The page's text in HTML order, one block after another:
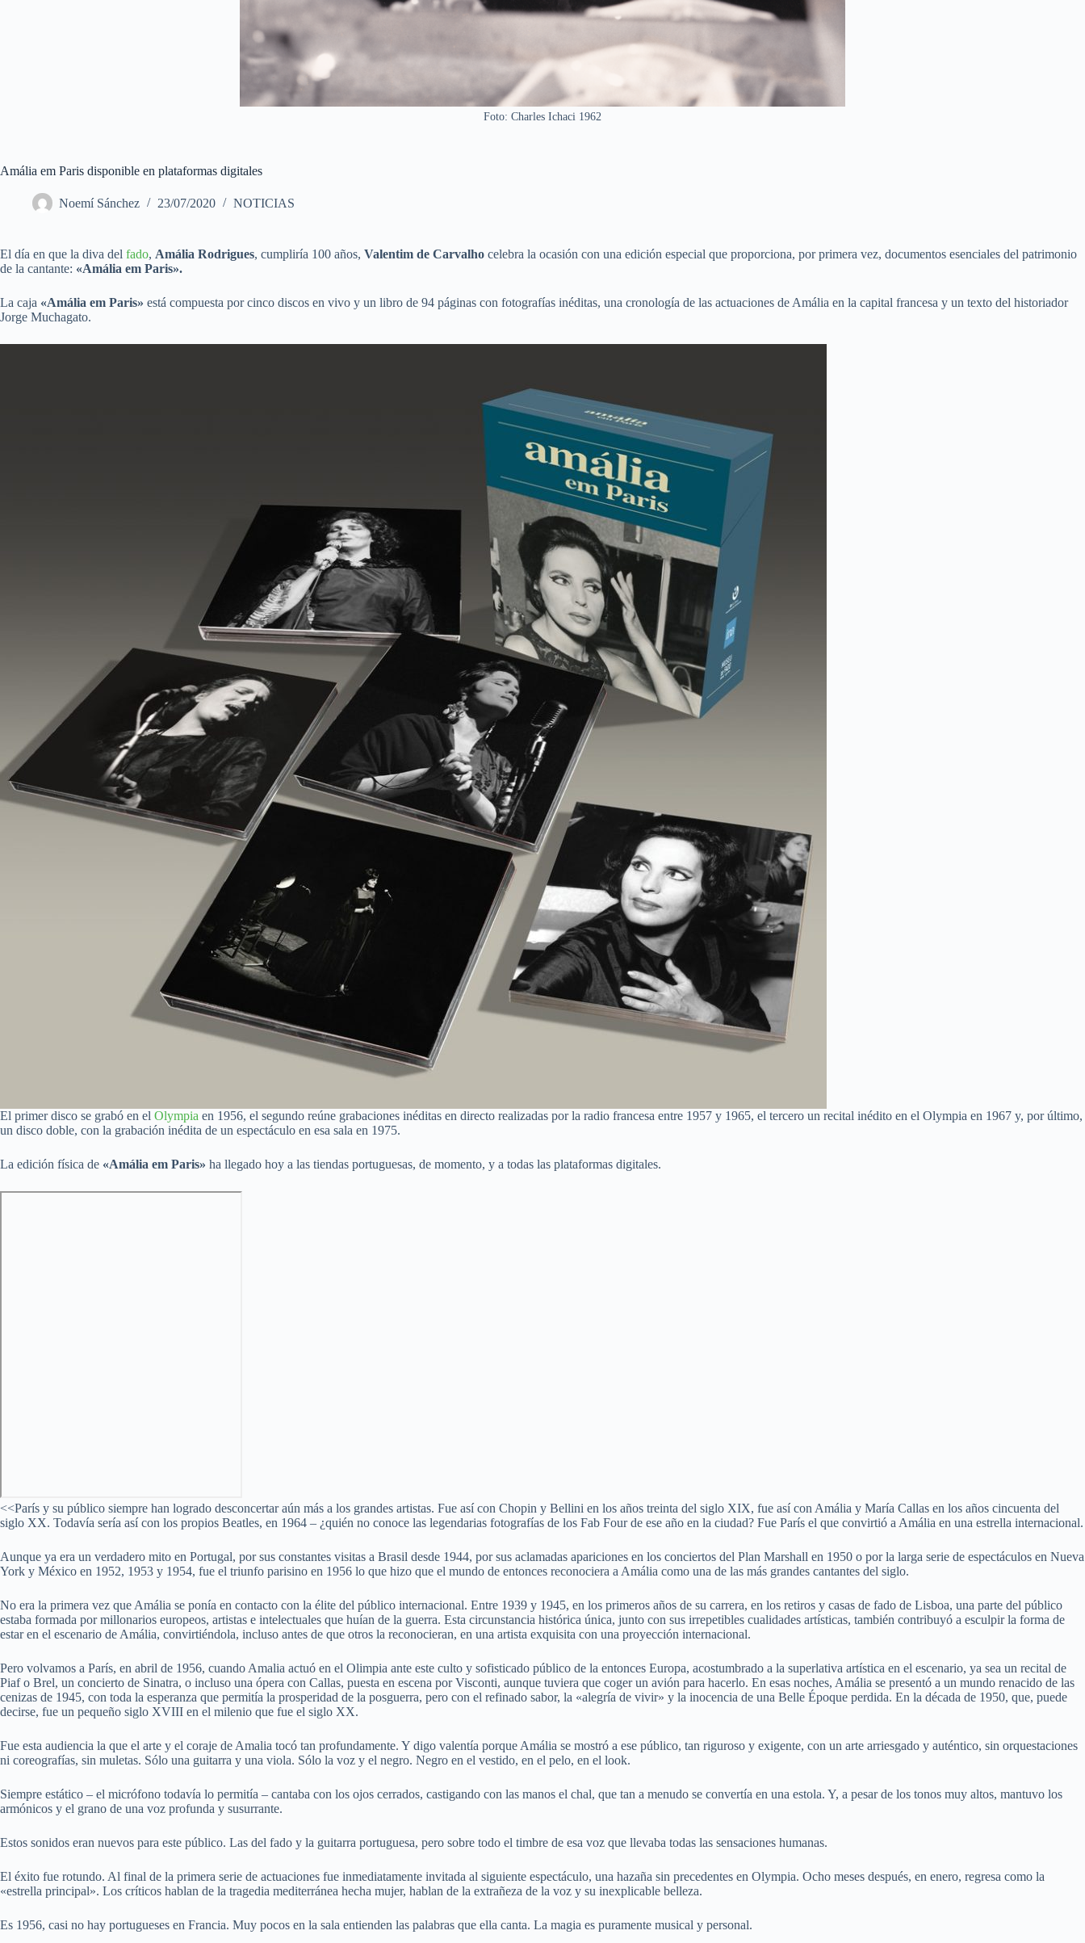
Foto: Charles Ichaci 1962
Amália em Paris disponible en plataformas digitales
Noemí Sánchez 23/07/2020 NOTICIAS
El día en que la diva del fado, Amália Rodrigues, cumpliría 100 años, Valentim de Carvalho celebra la ocasión con una edición especial que proporciona, por primera vez, documentos esenciales del patrimonio
de la cantante: «Amália em Paris».
La caja «Amália em Paris» está compuesta por cinco discos en vivo y un libro de 94 páginas con fotografías inéditas, una cronología de las actuaciones de Amália en la capital francesa y un texto del historiador
Jorge Muchagato.
El primer disco se grabó en el Olympia en 1956, el segundo reúne grabaciones inéditas en directo realizadas por la radio francesa entre 1957 y 1965, el tercero un recital inédito en el Olympia en 1967 y, por último,
un disco doble, con la grabación inédita de un espectáculo en esa sala en 1975.
La edición física de «Amália em Paris» ha llegado hoy a las tiendas portuguesas, de momento, y a todas las plataformas digitales.
<<París y su público siempre han logrado desconcertar aún más a los grandes artistas. Fue así con Chopin y Bellini en los años treinta del siglo XIX, fue así con Amália y María Callas en los años cincuenta del
siglo XX. Todavía sería así con los propios Beatles, en 1964 – ¿quién no conoce las legendarias fotografías de los Fab Four de ese año en la ciudad? Fue París el que convirtió a Amália en una estrella internacional.
Aunque ya era un verdadero mito en Portugal, por sus constantes visitas a Brasil desde 1944, por sus aclamadas apariciones en los conciertos del Plan Marshall en 1950 o por la larga serie de espectáculos en Nueva
York y México en 1952, 1953 y 1954, fue el triunfo parisino en 1956 lo que hizo que el mundo de entonces reconociera a Amália como una de las más grandes cantantes del siglo.
No era la primera vez que Amália se ponía en contacto con la élite del público internacional. Entre 1939 y 1945, en los primeros años de su carrera, en los retiros y casas de fado de Lisboa, una parte del público
estaba formada por millonarios europeos, artistas e intelectuales que huían de la guerra. Esta circunstancia histórica única, junto con sus irrepetibles cualidades artísticas, también contribuyó a esculpir la forma de
estar en el escenario de Amália, convirtiéndola, incluso antes de que otros la reconocieran, en una artista exquisita con una proyección internacional.
Pero volvamos a París, en abril de 1956, cuando Amalia actuó en el Olimpia ante este culto y sofisticado público de la entonces Europa, acostumbrado a la superlativa artística en el escenario, ya sea un recital de
Piaf o Brel, un concierto de Sinatra, o incluso una ópera con Callas, puesta en escena por Visconti, aunque tuviera que coger un avión para hacerlo. En esas noches, Amália se presentó a un mundo renacido de las
cenizas de 1945, con toda la esperanza que permitía la prosperidad de la posguerra, pero con el refinado sabor, la «alegría de vivir» y la inocencia de una Belle Époque perdida. En la década de 1950, que, puede
decirse, fue un pequeño siglo XVIII en el milenio que fue el siglo XX.
Fue esta audiencia la que el arte y el coraje de Amalia tocó tan profundamente. Y digo valentía porque Amália se mostró a ese público, tan riguroso y exigente, con un arte arriesgado y auténtico, sin orquestaciones
ni coreografías, sin muletas. Sólo una guitarra y una viola. Sólo la voz y el negro. Negro en el vestido, en el pelo, en el look.
Siempre estático – el micrófono todavía lo permitía – cantaba con los ojos cerrados, castigando con las manos el chal, que tan a menudo se convertía en una estola. Y, a pesar de los tonos muy altos, mantuvo los
armónicos y el grano de una voz profunda y susurrante.
Estos sonidos eran nuevos para este público. Las del fado y la guitarra portuguesa, pero sobre todo el timbre de esa voz que llevaba todas las sensaciones humanas.
El éxito fue rotundo. Al final de la primera serie de actuaciones fue inmediatamente invitada al siguiente espectáculo, una hazaña sin precedentes en Olympia. Ocho meses después, en enero, regresa como la
«estrella principal». Los críticos hablan de la tragedia mediterránea hecha mujer, hablan de la extrañeza de la voz y su inexplicable belleza.
Es 1956, casi no hay portugueses en Francia. Muy pocos en la sala entienden las palabras que ella canta. La magia es puramente musical y personal.